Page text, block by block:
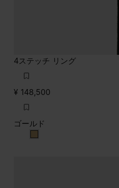
4ステッチ リング
¥ 148,500
ゴールド
ゴールド